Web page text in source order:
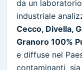
da un
industriale
Cecco, Divella,
Granoro 100%
e diffuse nel
contaminanti,